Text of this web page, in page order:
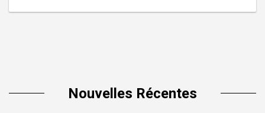
Nouvelles Récentes